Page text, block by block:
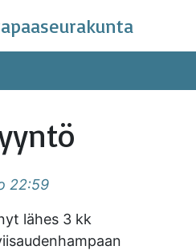
22:59
lähes 3 kk